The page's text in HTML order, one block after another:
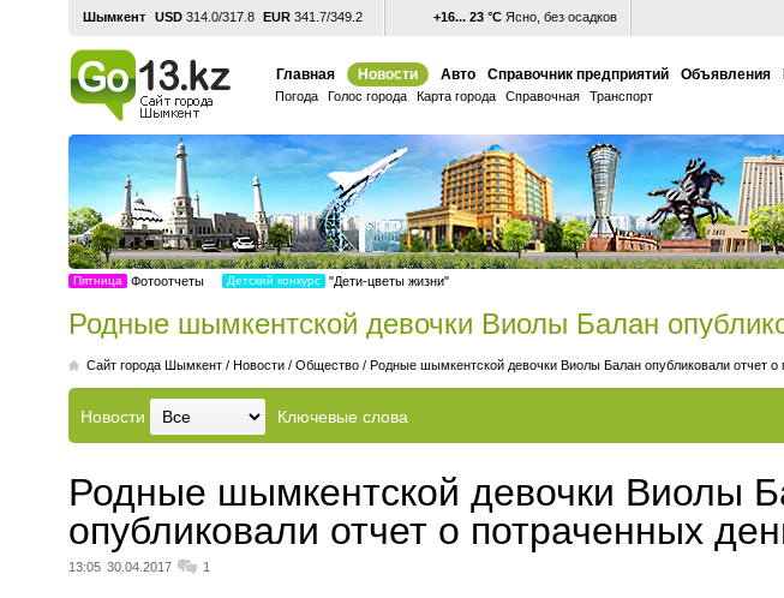
Шымкент USD 314.0/317.8 EUR 341.7/349.2 +16... 23 °С Ясно, без осадков
Главная Новости Авто Справочник предприятий Объявления
Погода Голос города Карта города Справочная Транспорт
Пятница Фотоотчеты Детский конкурс "Дети-цветы жизни"
Родные шымкентской девочки Виолы Балан
Cайт города Шымкент / Новости / Общество / Родные шымкентской девочки Виолы Балан опубликовали отчет о
Новости Ключевые слова
Родные шымкентской девочки Виолы
опубликовали отчет о потраченных
13:05 30.04.2017 1